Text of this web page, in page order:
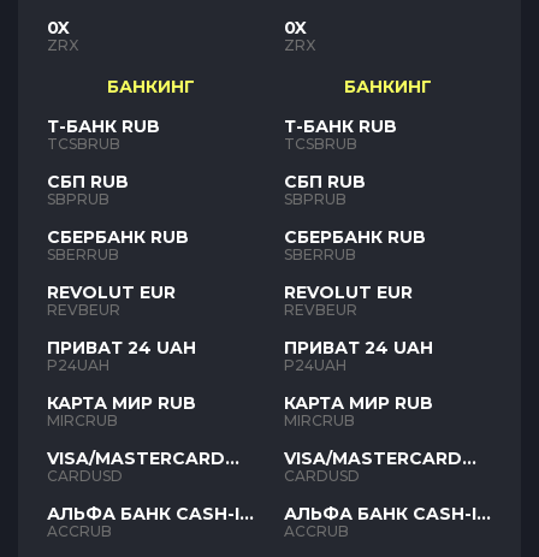
0X
ZRX
БАНКИНГ
Т-БАНК RUB
TCSBRUB
СБП RUB
SBPRUB
СБЕРБАНК RUB
SBERRUB
REVOLUT EUR
REVBEUR
ПРИВАТ 24 UAH
P24UAH
КАРТА МИР RUB
MIRCRUB
VISA/MASTERCARD
USD
CARDUSD
АЛЬФА БАНК CASH-IN
RUB
ACCRUB
0X
ZRX
БАНКИНГ
Т-БАНК RUB
TCSBRUB
СБП RUB
SBPRUB
СБЕРБАНК RUB
SBERRUB
REVOLUT EUR
REVBEUR
ПРИВАТ 24 UAH
P24UAH
КАРТА МИР RUB
MIRCRUB
VISA/MASTERCARD
USD
CARDUSD
АЛЬФА БАНК CASH-IN
RUB
ACCRUB